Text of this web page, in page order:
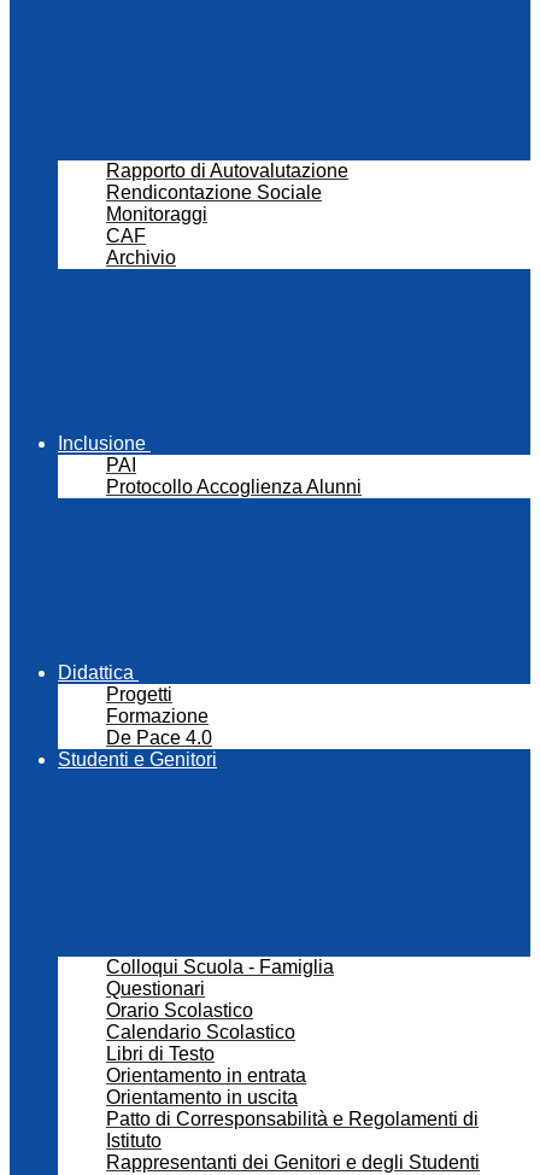
Rapporto di Autovalutazione
Rendicontazione Sociale
Monitoraggi
CAF
Archivio
Inclusione
PAI
Protocollo Accoglienza Alunni
Didattica
Progetti
Formazione
De Pace 4.0
Studenti e Genitori
Colloqui Scuola - Famiglia
Questionari
Orario Scolastico
Calendario Scolastico
Libri di Testo
Orientamento in entrata
Orientamento in uscita
Patto di Corresponsabilità e Regolamenti di
Istituto
Rappresentanti dei Genitori e degli Studenti